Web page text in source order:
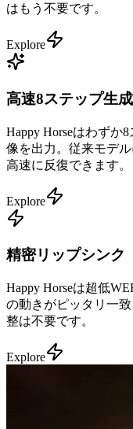
はもう不要です。
Explore
高速8ステップ生成
Happy Horseはわずか
像を出力。従来モデ
高速に反復できます。
Explore
精密リップシンク
Happy Horseは超低
の動きがピッタリ一
整は不要です。
Explore